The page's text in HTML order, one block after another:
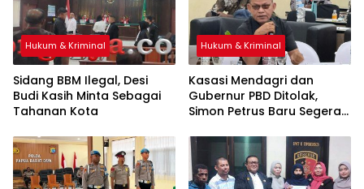
Hukum & Kriminal
Sidang BBM Ilegal, Desi
Budi Kasih Minta Sebagai
Tahanan Kota
Hukum & Kriminal
Kasasi Mendagri dan
Gubernur PBD Ditolak,
Simon Petrus Baru Segera